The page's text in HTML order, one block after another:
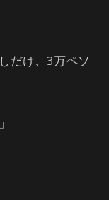
だけ、3万ペソ